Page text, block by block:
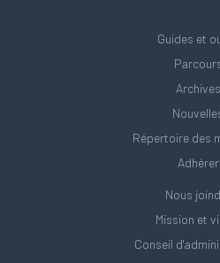
Guides et
Archives
Répertoire des
Adhérer
Nous
Mission et
Conseil